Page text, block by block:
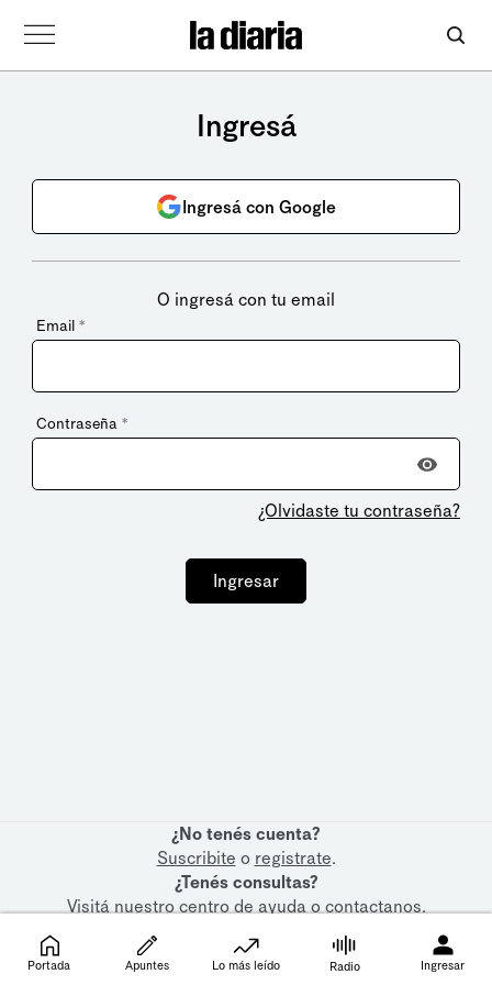
Ingresá
Ingresá con Google
O ingresá con tu email
Email *
Contraseña *
¿Olvidaste tu contraseña?
Ingresar
¿No tenés cuenta?
Suscribite o registrate.
¿Tenés consultas?
Visitá nuestrocentro de ayudaocontactanos.
Portada Apuntes Lo más leído Radio Ingresar